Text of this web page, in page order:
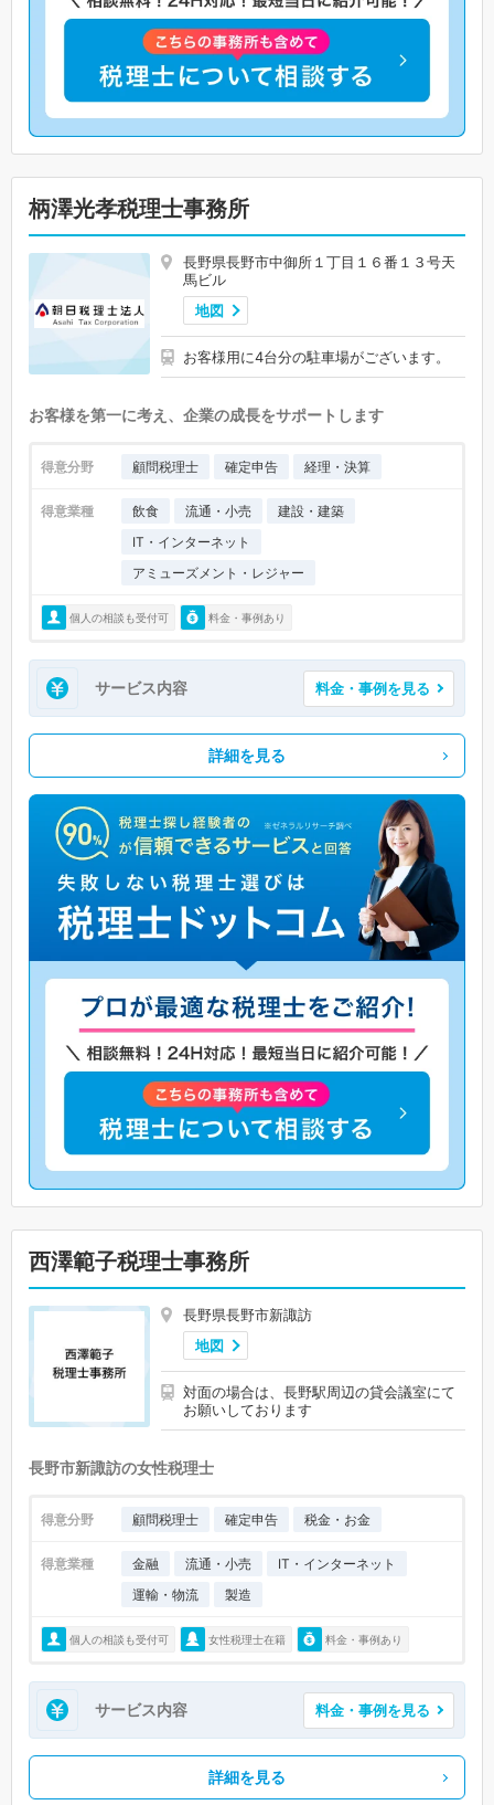
柄澤光孝税理士事務所
長野県長野市中御所１丁目１６番１３号天
馬ビル
地図
お客様用に4台分の駐車場がございます。
お客様を第一に考え、企業の成長をサポートします
得意分野 顧問税理士 確定申告 経理・決算
得意業種 飲食 流通・小売
建設・建築
IT・インターネット
アミューズメント・レジャー
個人の相談も受付可 料金・事例あり
サービス内容 料金・事例を見る
詳細を見る
西澤範子税理士事務所
長野県長野市新諏訪
地図
対面の場合は、長野駅周辺の貸会議室にて
お願いしております
長野市新諏訪の女性税理士
得意分野 顧問税理士 確定申告 税金・お金
得意業種 金融 流通・小売
IT・インターネット
運輸・物流
製造
個人の相談も受付可 女性税理士在籍 料金・事例あり
サービス内容 料金・事例を見る
詳細を見る